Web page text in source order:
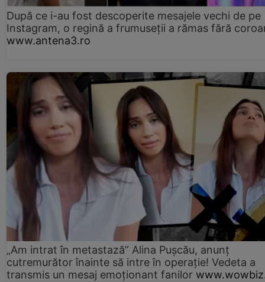
După ce i-au fost descoperite mesajele vechi de pe
Instagram, o regină a frumuseții a rămas fără
www.antena3.ro
„Am intrat în metastază” Alina Pușcău, anunț
cutremurător înainte să intre în operație! Vedeta a
transmis un mesaj emoționant fanilor